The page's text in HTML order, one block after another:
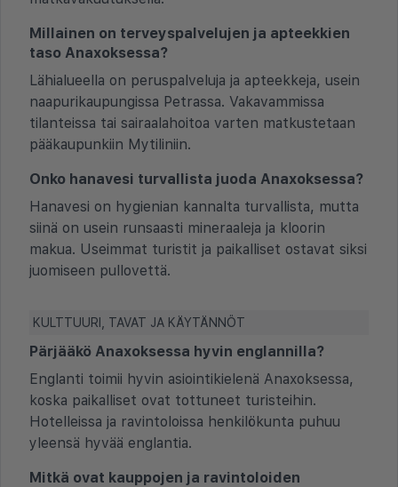
Millainen on terveyspalvelujen ja apteekkien
taso Anaxoksessa?
Lähialueella on peruspalveluja ja apteekkeja, usein
naapurikaupungissa Petrassa. Vakavammissa
tilanteissa tai sairaalahoitoa varten matkustetaan
pääkaupunkiin Mytiliniin.
Onko hanavesi turvallista juoda Anaxoksessa?
Hanavesi on hygienian kannalta turvallista, mutta
siinä on usein runsaasti mineraaleja ja kloorin
makua. Useimmat turistit ja paikalliset ostavat siksi
juomiseen pullovettä.
KULTTUURI, TAVAT JA KÄYTÄNNÖT
Pärjääkö Anaxoksessa hyvin englannilla?
Englanti toimii hyvin asiointikielenä Anaxoksessa,
koska paikalliset ovat tottuneet turisteihin.
Hotelleissa ja ravintoloissa henkilökunta puhuu
yleensä hyvää englantia.
Mitkä ovat kauppojen ja ravintoloiden